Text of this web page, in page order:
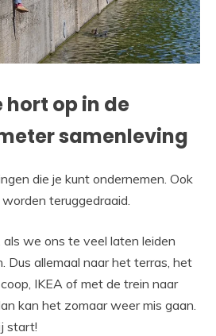
op in de
samenleving
die je kunt ondernemen. Ook
teruggedraaid.
we ons te veel laten leiden
Dus allemaal naar het terras, het
IKEA of met de trein naar
kan het zomaar weer mis gaan.
start!